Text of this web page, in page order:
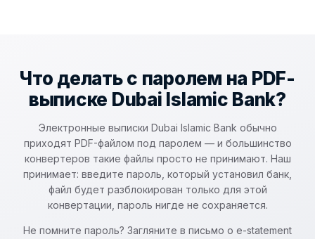
Что делать с паролем на PDF-
выписке Dubai Islamic Bank?
Электронные выписки Dubai Islamic Bank обычно
приходят PDF-файлом под паролем — и большинство
конвертеров такие файлы просто не принимают. Наш
принимает: введите пароль, который установил банк,
файл будет разблокирован только для этой
конвертации, пароль нигде не сохраняется.
Не помните пароль? Загляните в письмо о e-statement